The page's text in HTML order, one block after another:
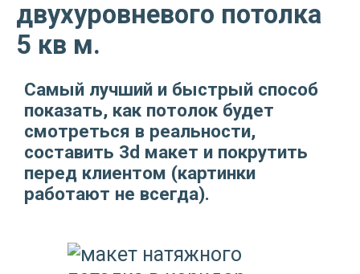
двухуровневого потолка
5 кв м.
Самый лучший и быстрый способ
показать, как потолок будет
смотреться в реальности,
составить 3d макет и покрутить
перед клиентом (картинки
работают не всегда).